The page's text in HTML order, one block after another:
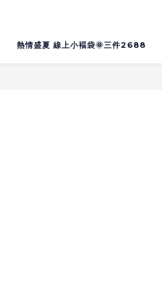
熱情盛夏 線上小褔袋🌞三件2688